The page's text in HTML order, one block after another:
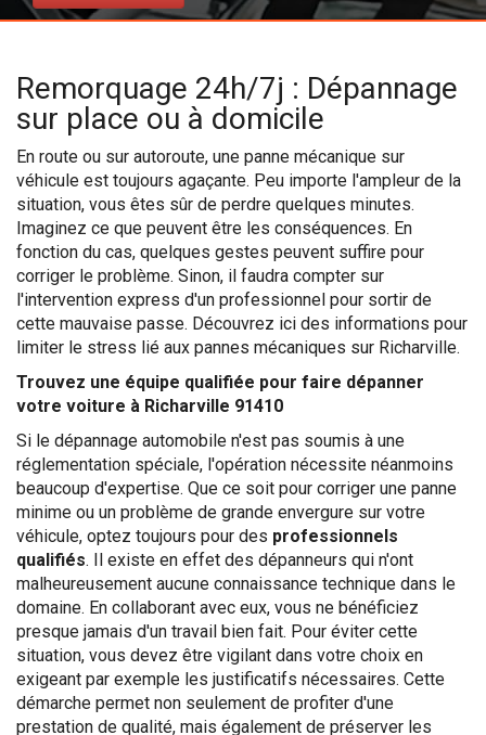
Remorquage 24h/7j : Dépannage
sur place ou à domicile
En route ou sur autoroute, une panne mécanique sur
véhicule est toujours agaçante. Peu importe l'ampleur de la
situation, vous êtes sûr de perdre quelques minutes.
Imaginez ce que peuvent être les conséquences. En
fonction du cas, quelques gestes peuvent suffire pour
corriger le problème. Sinon, il faudra compter sur
l'intervention express d'un professionnel pour sortir de
cette mauvaise passe. Découvrez ici des informations pour
limiter le stress lié aux pannes mécaniques sur Richarville.
Trouvez une équipe qualifiée pour faire dépanner
votre voiture à Richarville 91410
Si le dépannage automobile n'est pas soumis à une
réglementation spéciale, l'opération nécessite néanmoins
beaucoup d'expertise. Que ce soit pour corriger une panne
minime ou un problème de grande envergure sur votre
véhicule, optez toujours pour des professionnels
qualifiés. Il existe en effet des dépanneurs qui n'ont
malheureusement aucune connaissance technique dans le
domaine. En collaborant avec eux, vous ne bénéficiez
presque jamais d'un travail bien fait. Pour éviter cette
situation, vous devez être vigilant dans votre choix en
exigeant par exemple les justificatifs nécessaires. Cette
démarche permet non seulement de profiter d'une
prestation de qualité, mais également de préserver les